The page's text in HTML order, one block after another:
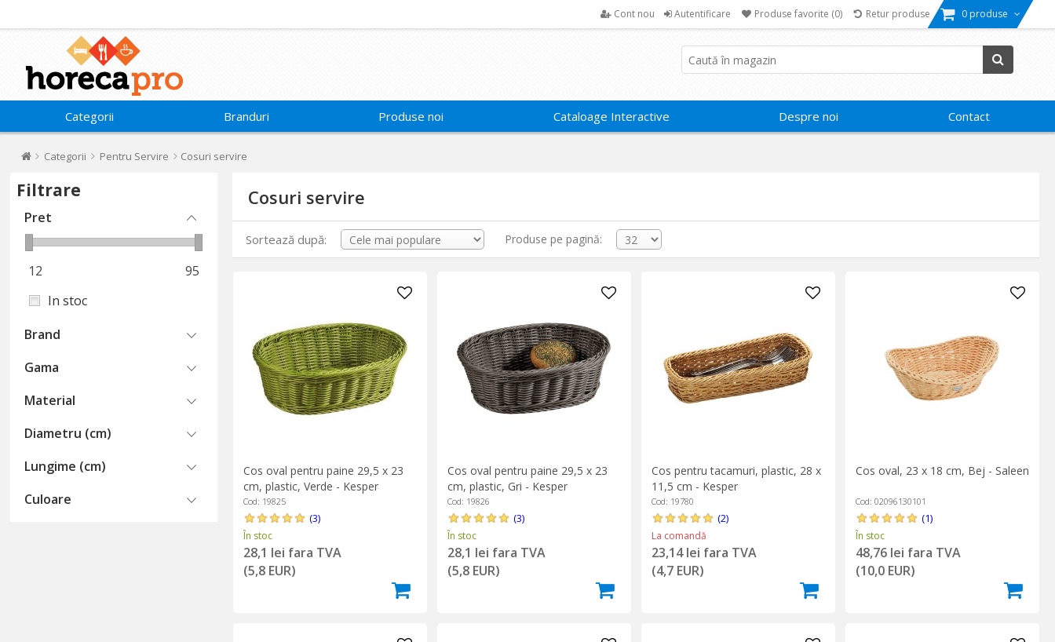
Cont nou Autentificare Produse favorite (0) Retur produse 0 produse
Categorii Branduri Produse noi Cataloage Interactive Despre noi Contact
Categorii Pentru Servire Cosuri servire
Filtrare
Pret
12
95
In stoc
Brand
Gama
Material
Diametru (cm)
Lungime (cm)
Culoare
Cosuri servire
Sortează după: Produse pe pagină:
Cos oval pentru paine 29,5 x 23
cm, plastic, Verde - Kesper
Cod: 19825
(3)
În stoc
28,1 lei fara TVA
(5,8 EUR)
Cos oval pentru paine 29,5 x 23
cm, plastic, Gri - Kesper
Cod: 19826
(3)
În stoc
28,1 lei fara TVA
(5,8 EUR)
Cos pentru tacamuri, plastic, 28 x
11,5 cm - Kesper
Cod: 19780
(2)
La comandă
23,14 lei fara TVA
(4,7 EUR)
Cos oval, 23 x 18 cm, Bej - Saleen
Cod: 02096130101
(1)
În stoc
48,76 lei fara TVA
(10,0 EUR)